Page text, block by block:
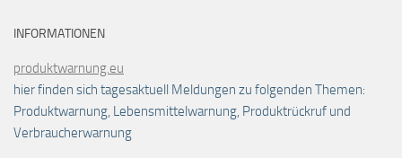
INFORMATIONEN
produktwarnung.eu
hier finden sich tagesaktuell Meldungen zu folgenden Themen:
Produktwarnung, Lebensmittelwarnung, Produktrückruf und
Verbraucherwarnung